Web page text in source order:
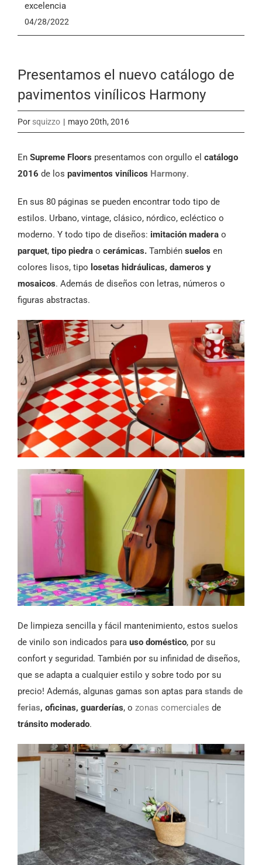
Presentamos el nuevo catálogo de
pavimentos vinílicos Harmony
Por squizzo | mayo 20th, 2016
En Supreme Floors presentamos con orgullo el catálogo
2016 de los pavimentos vinílicos Harmony.
En sus 80 páginas se pueden encontrar todo tipo de
estilos. Urbano, vintage, clásico, nórdico, ecléctico o
moderno. Y todo tipo de diseños: imitación madera o
parquet, tipo piedra o cerámicas. También suelos en
colores lisos, tipo losetas hidráulicas, dameros y
mosaicos. Además de diseños con letras, números o
figuras abstractas.
De limpieza sencilla y fácil mantenimiento, estos suelos
de vinilo son indicados para uso doméstico, por su
confort y seguridad. También por su infinidad de diseños,
que se adapta a cualquier estilo y sobre todo por su
precio! Además, algunas gamas son aptas para stands de
ferias, oficinas, guarderías, o zonas comerciales de
tránsito moderado.
excelencia
04/28/2022